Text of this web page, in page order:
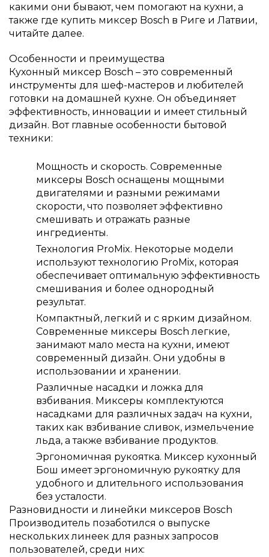
какими они бывают, чем помогают на кухни, а
также где купить миксер Bosch в Риге и Латвии,
читайте далее.
Особенности и преимущества
Кухонный миксер Bosch – это современный
инструменты для шеф-мастеров и любителей
готовки на домашней кухне. Он объединяет
эффективность, инновации и имеет стильный
дизайн. Вот главные особенности бытовой
техники:
Мощность и скорость. Современные
миксеры Bosch оснащены мощными
двигателями и разными режимами
скорости, что позволяет эффективно
смешивать и отражать разные
ингредиенты.
Технология ProMix. Некоторые модели
используют технологию ProMix, которая
обеспечивает оптимальную эффективность
смешивания и более однородный
результат.
Компактный, легкий и с ярким дизайном.
Современные миксеры Bosch легкие,
занимают мало места на кухни, имеют
современный дизайн. Они удобны в
использовании и хранении.
Различные насадки и ложка для
взбивания. Миксеры комплектуются
насадками для различных задач на кухни,
таких как взбивание сливок, измельчение
льда, а также взбивание продуктов.
Эргономичная рукоятка. Миксер кухонный
Бош имеет эргономичную рукоятку для
удобного и длительного использования
без усталости.
Разновидности и линейки миксеров Bosch
Производитель позаботился о выпуске
нескольких линеек для разных запросов
пользователей, среди них: